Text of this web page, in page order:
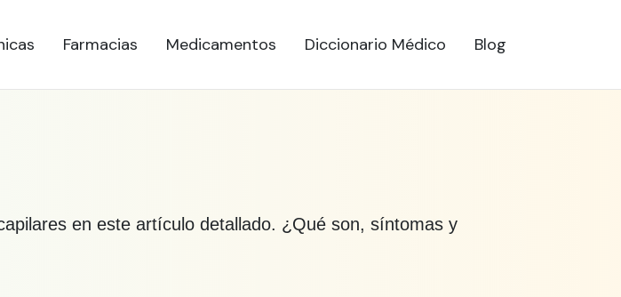
Farmacias Medicamentos Diccionario Médico Blog
en este artículo detallado. ¿Qué son, síntomas y